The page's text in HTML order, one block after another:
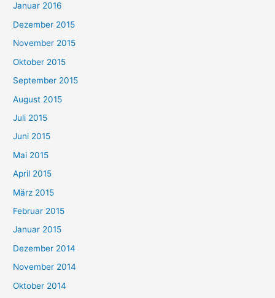
Januar 2016
Dezember 2015
November 2015
Oktober 2015
September 2015
August 2015
Juli 2015
Juni 2015
Mai 2015
April 2015
März 2015
Februar 2015
Januar 2015
Dezember 2014
November 2014
Oktober 2014